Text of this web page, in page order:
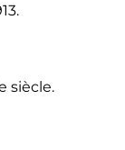
siècle.